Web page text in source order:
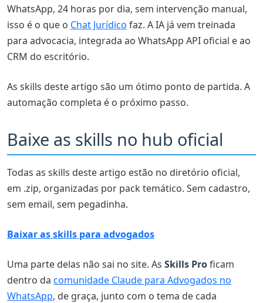
WhatsApp, 24 horas por dia, sem intervenção manual,
isso é o que o Chat Jurídico faz. A IA já vem treinada
para advocacia, integrada ao WhatsApp API oficial e ao
CRM do escritório.
As skills deste artigo são um ótimo ponto de partida. A
automação completa é o próximo passo.
Baixe as skills no hub oficial
Todas as skills deste artigo estão no diretório oficial,
em .zip, organizadas por pack temático. Sem cadastro,
sem email, sem pegadinha.
Baixar as skills para advogados
Uma parte delas não sai no site. As Skills Proficam
dentro da comunidade Claude para Advogados no
WhatsApp, de graça, junto com o tema de cada